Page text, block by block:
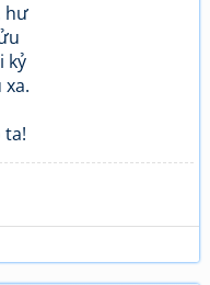
hư
kỷ
ta!